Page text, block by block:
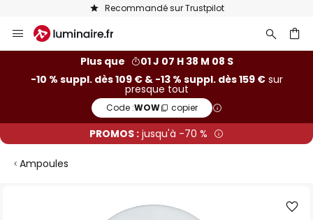
Recommandé sur Trustpilot
Allez
au
Plus que
01 J 07 H 38 M 07 S
-10 % suppl. dès 109 € & -13 % suppl. dès 159 €sur
presque tout
Code :WOW copier
PROMOS : jusqu'à -70 %
Ampoules